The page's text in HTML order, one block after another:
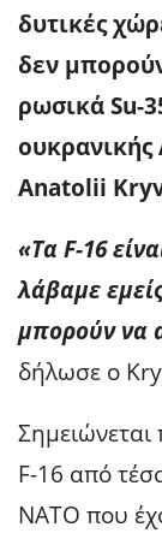
δυτικές
δεν
ρωσικά Su-
ουκρανικής
Anatolii
«Τα F-16
λάβαμε
μπορούν να
δήλωσε ο
F-16 από
ΝΑΤΟ που